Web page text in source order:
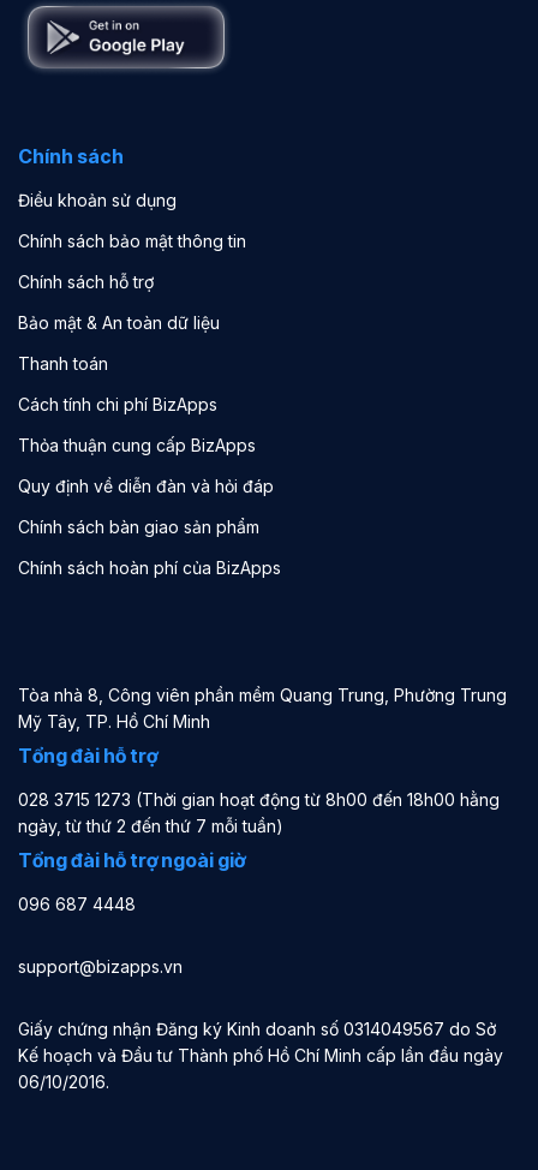
Chính sách
Điều khoản sử dụng
Chính sách bảo mật thông tin
Chính sách hỗ trợ
Bảo mật & An toàn dữ liệu
Thanh toán
Cách tính chi phí BizApps
Thỏa thuận cung cấp BizApps
Quy định về diễn đàn và hỏi đáp
Chính sách bàn giao sản phẩm
Chính sách hoàn phí của BizApps
Tòa nhà 8, Công viên phần mềm Quang Trung, Phường Trung
Mỹ Tây, TP. Hồ Chí Minh
Tổng đài hỗ trợ
028 3715 1273 (Thời gian hoạt động từ 8h00 đến 18h00 hằng
ngày, từ thứ 2 đến thứ 7 mỗi tuần)
Tổng đài hỗ trợ ngoài giờ
096 687 4448
support@bizapps.vn
Giấy chứng nhận Đăng ký Kinh doanh số 0314049567 do Sở
Kế hoạch và Đầu tư Thành phố Hồ Chí Minh cấp lần đầu ngày
06/10/2016.